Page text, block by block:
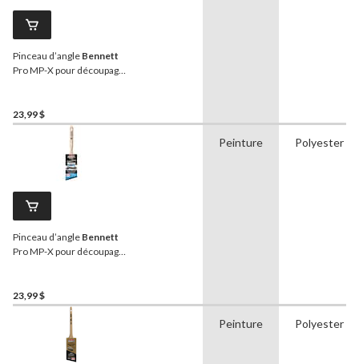
Pinceau d’angle Bennett
Pro MP-X pour découpage
23,99 $
Pinceau d’angle Bennett
Pro MP-X pour découpage
23,99 $
Peinture Polyester
Peinture Polyester